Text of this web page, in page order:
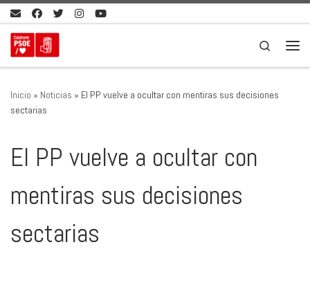
Saltar al contenido
Search
Inicio » Noticias » El PP vuelve a ocultar con mentiras sus decisiones
sectarias
El PP vuelve a ocultar con
mentiras sus decisiones
sectarias